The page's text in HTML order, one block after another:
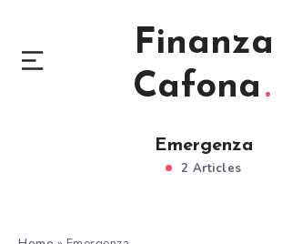
Finanza
Cafona
Emergenza
2 Articles